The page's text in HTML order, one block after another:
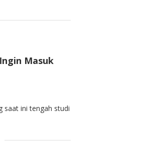
Masuk
saat ini tengah studi